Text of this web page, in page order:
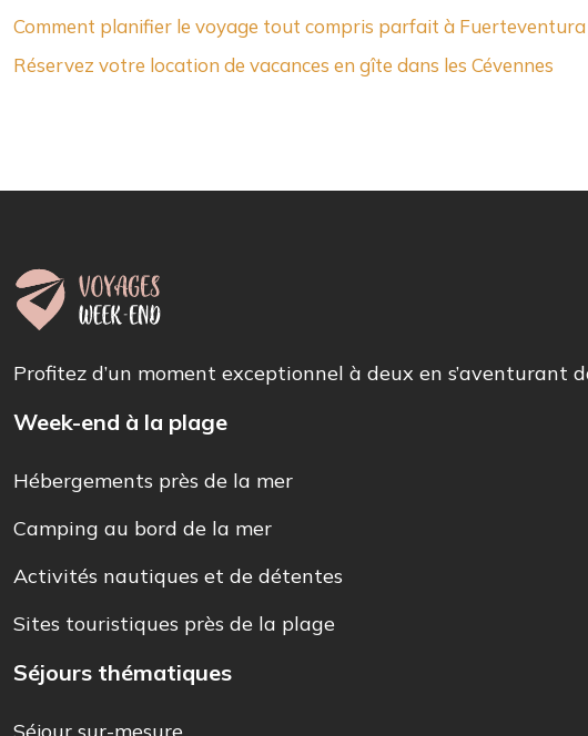
Comment planifier le voyage tout compris parfait à Fuerteventura
Réservez votre location de vacances en gîte dans les Cévennes
Profitez d’un moment exceptionnel à deux en s’aventurant
Week-end à la plage
Hébergements près de la mer
Camping au bord de la mer
Activités nautiques et de détentes
Sites touristiques près de la plage
Séjours thématiques